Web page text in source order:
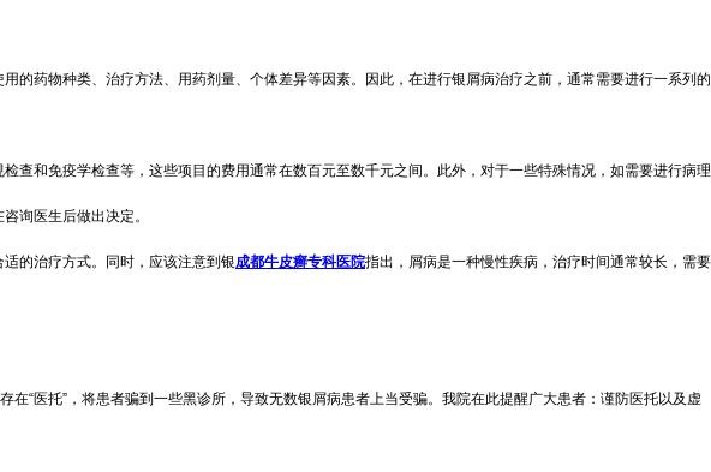
药物种类、治疗方法、用药剂量、个体差异等因素。因此，在进行银屑病治疗之前，通常需要进行一系列的
和免疫学检查等，这些项目的费用通常在数百元至数千元之间。此外，对于一些特殊情况，如需要进行病理
询医生后做出决定。
的治疗方式。同时，应该注意到银成都牛皮癣专科医院指出，屑病是一种慢性疾病，治疗时间通常较长，需要
“医托”，将患者骗到一些黑诊所，导致无数银屑病患者上当受骗。我院在此提醒广大患者：谨防医托以及虚